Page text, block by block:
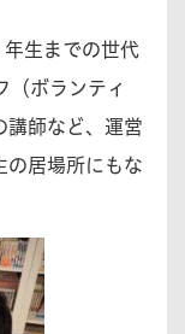
生までの世代
（ボランティ
講師など、運営
の居場所にもな